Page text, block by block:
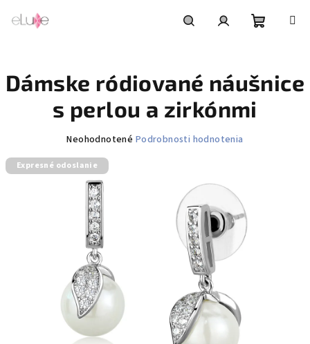
košík
Dámske ródiované náušnice
s perlou a zirkónmi
Priemerné
produktu
hviezdičiek.
Neohodnotené Podrobnosti hodnotenia
Expresné odoslanie